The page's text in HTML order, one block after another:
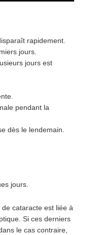
rapidement.
jours.
jours est
pendant la
dès le lendemain.
jours.
cataracte est liée à
Si ces derniers
le cas contraire,